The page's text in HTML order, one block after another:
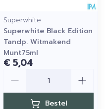
Superwhite
Superwhite Black Edition
Tandp. Witmakend
Munt75ml
€ 5,04
Bestel